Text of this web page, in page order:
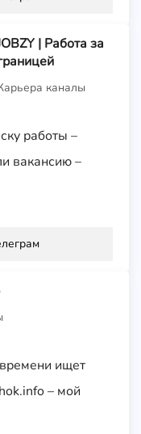
| Работа за
каналы
работы –
вакансию –
ищет
– мой